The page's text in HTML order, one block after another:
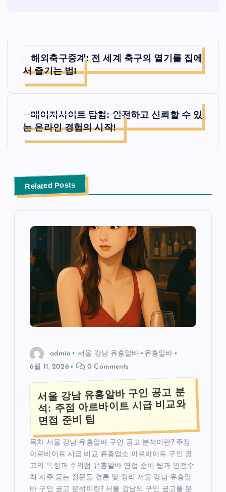
탐
색
해외축구중계: 전 세계 축구의 열기를 집에
서 즐기는 법!
메이저사이트 탐험: 안전하고 신뢰할 수 있
는 온라인 경험의 시작!
Related Posts
admin 서울 강남 유흥알바
유흥알바
6월 11, 2026
0 Comments
서울 강남 유흥알바 구인 공고 분
석: 주점 아르바이트 시급 비교와
면접 준비 팁
목차 서울 강남 유흥알바 구인 공고 분석이란? 주점
아르바이트 시급 비교 유흥업소 아르바이트 구인 공
고의 특징과 주의점 유흥알바 면접 준비 팁과 안전수
칙 자주 묻는 질문들 결론 및 정리 서울 강남 유흥알
바 구인 공고 분석이란? 서울 강남의 구인 공고를 분